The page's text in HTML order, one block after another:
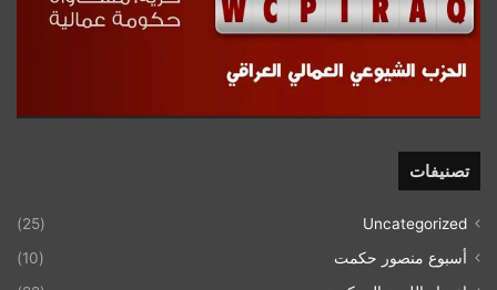
تصنيفات
Uncategorized
(25)
أسبوع منصور حكمت
(10)